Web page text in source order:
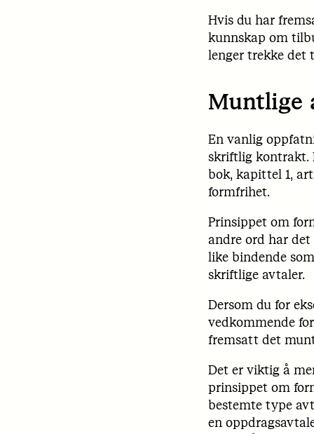
Hvis du har
kunnskap om
lenger trekke det
Muntlige
En vanlig
skriftlig kontrakt.
bok, kapittel 1,
formfrihet.
Prinsippet om
andre ord har
like bindende
skriftlige avtaler.
Dersom du for
vedkommende
fremsatt det
Det er viktig å
prinsippet om
bestemte type
en